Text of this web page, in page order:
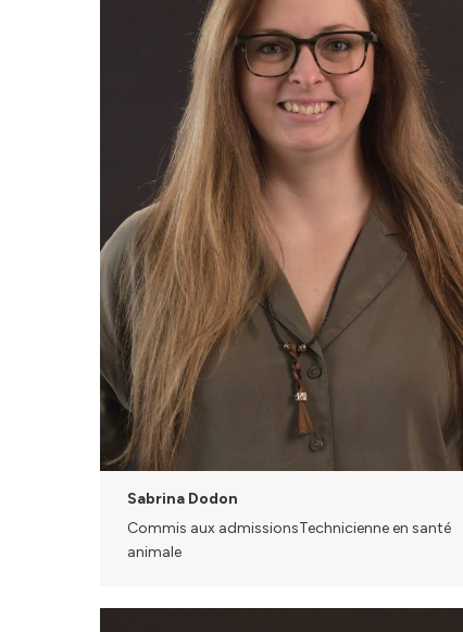
Sabrina Dodon
Commis aux admissionsTechnicienne en santé
animale